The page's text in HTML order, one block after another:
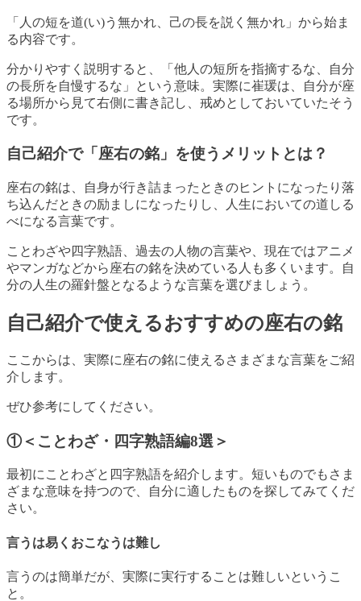
「人の短を道(い)う無かれ、己の長を説く無かれ」から始ま
る内容です。
分かりやすく説明すると、「他人の短所を指摘するな、自分
の長所を自慢するな」という意味。実際に崔瑗は、自分が座
る場所から見て右側に書き記し、戒めとしておいていたそう
です。
自己紹介で「座右の銘」を使うメリットとは？
座右の銘は、自身が行き詰まったときのヒントになったり落
ち込んだときの励ましになったりし、人生においての道しる
べになる言葉です。
ことわざや四字熟語、過去の人物の言葉や、現在ではアニメ
やマンガなどから座右の銘を決めている人も多くいます。自
分の人生の羅針盤となるような言葉を選びましょう。
自己紹介で使えるおすすめの座右の銘
ここからは、実際に座右の銘に使えるさまざまな言葉をご紹
介します。
ぜひ参考にしてください。
①＜ことわざ・四字熟語編8選＞
最初にことわざと四字熟語を紹介します。短いものでもさま
ざまな意味を持つので、自分に適したものを探してみてくだ
さい。
言うは易くおこなうは難し
言うのは簡単だが、実際に実行することは難しいというこ
と。